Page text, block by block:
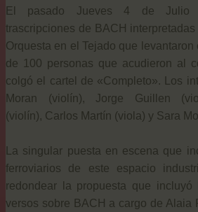
El pasado Jueves 4 de Julio
trascripciones de BACH
Orquesta en el Tejado que
de 100 personas que acudieron al
colgó el cartel de «Completo».
Los
Moran (violín), Jorge Guillen
(violín), Carlos Martín (viola) y Sara
La singular puesta en escena que
ferroviarios de este espacio
redondear la propuesta que
versos sobre BACH a cargo de Alaia